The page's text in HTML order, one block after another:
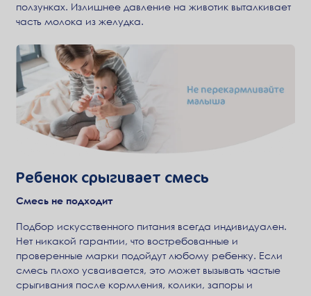
ползунках. Излишнее давление на животик выталкивает
часть молока из желудка.
Ребенок срыгивает смесь
Смесь не подходит
Подбор искусственного питания всегда индивидуален.
Нет никакой гарантии, что востребованные и
проверенные марки подойдут любому ребенку. Если
смесь плохо усваивается, это может вызывать частые
срыгивания после кормления, колики, запоры и